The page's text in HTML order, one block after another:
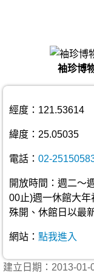
袖珍博
經度：121.53614
緯度：25.05035
電話： 02-
開放時間：週二
00止)週一休館大
殊開、休館日以最
網站： 點我進入
建立日期：2013-